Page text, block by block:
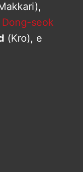
Dong-seok
(Kro), e